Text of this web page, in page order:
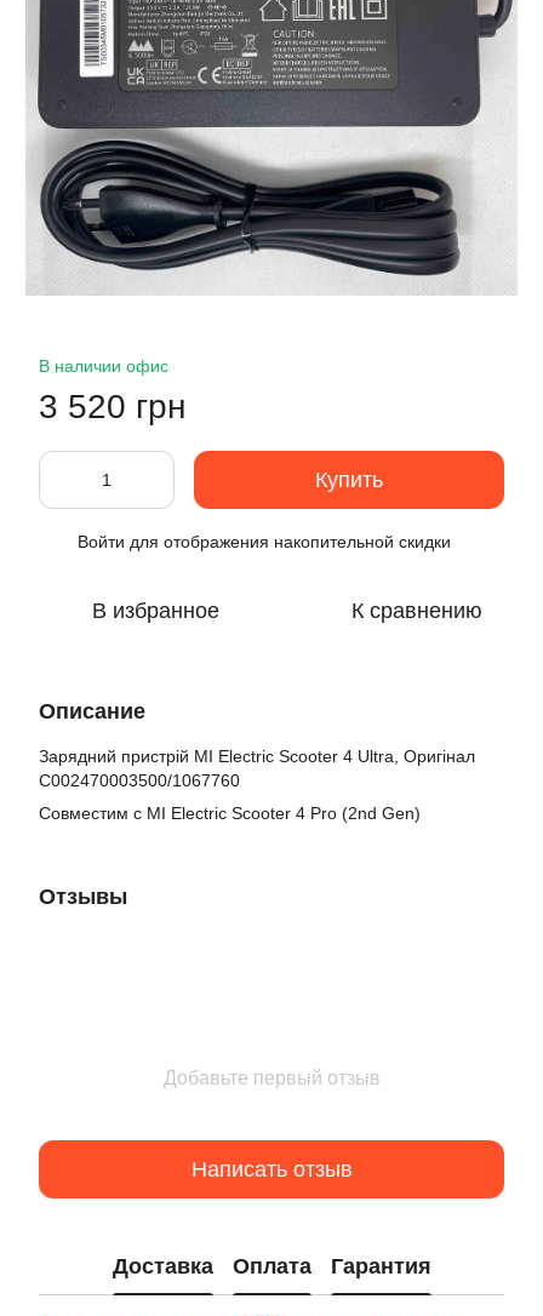
В наличии офис
3 520 грн
Купить
Войти для отображения накопительной скидки
В избранное К сравнению
Описание
Зарядний пристрій MI Electric Scooter 4 Ultra, Оригінал
C002470003500/1067760
Совместим с MI Electric Scooter 4 Pro (2nd Gen)
Отзывы
Добавьте первый отзыв
Написать отзыв
Доставка Оплата Гарантия